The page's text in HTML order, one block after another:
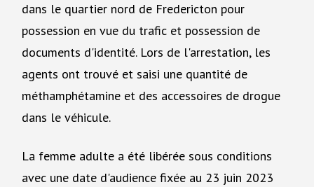
dans le quartier nord de Fredericton pour
possession en vue du trafic et possession de
documents d'identité. Lors de l'arrestation, les
agents ont trouvé et saisi une quantité de
méthamphétamine et des accessoires de drogue
dans le véhicule.
La femme adulte a été libérée sous conditions
avec une date d'audience fixée au 23 juin 2023